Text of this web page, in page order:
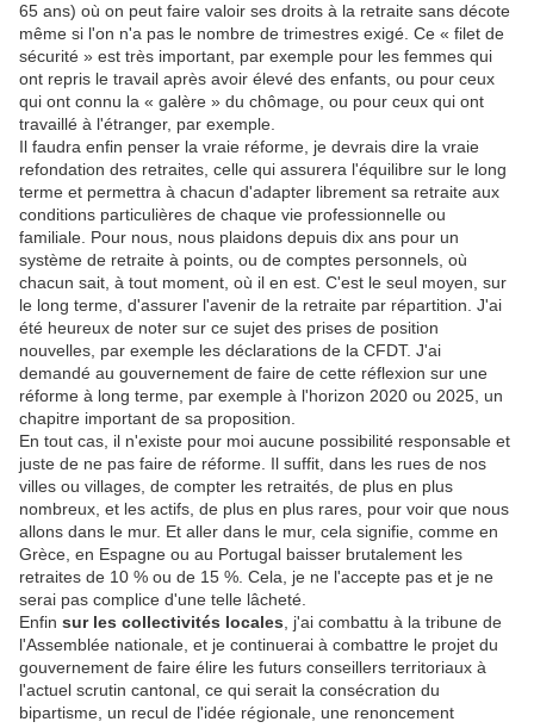
65 ans) où on peut faire valoir ses droits à la retraite sans décote
même si l'on n'a pas le nombre de trimestres exigé. Ce « filet de
sécurité » est très important, par exemple pour les femmes qui
ont repris le travail après avoir élevé des enfants, ou pour ceux
qui ont connu la « galère » du chômage, ou pour ceux qui ont
travaillé à l'étranger, par exemple.
Il faudra enfin penser la vraie réforme, je devrais dire la vraie
refondation des retraites, celle qui assurera l'équilibre sur le long
terme et permettra à chacun d'adapter librement sa retraite aux
conditions particulières de chaque vie professionnelle ou
familiale. Pour nous, nous plaidons depuis dix ans pour un
système de retraite à points, ou de comptes personnels, où
chacun sait, à tout moment, où il en est. C'est le seul moyen, sur
le long terme, d'assurer l'avenir de la retraite par répartition. J'ai
été heureux de noter sur ce sujet des prises de position
nouvelles, par exemple les déclarations de la CFDT. J'ai
demandé au gouvernement de faire de cette réflexion sur une
réforme à long terme, par exemple à l'horizon 2020 ou 2025, un
chapitre important de sa proposition.
En tout cas, il n'existe pour moi aucune possibilité responsable et
juste de ne pas faire de réforme. Il suffit, dans les rues de nos
villes ou villages, de compter les retraités, de plus en plus
nombreux, et les actifs, de plus en plus rares, pour voir que nous
allons dans le mur. Et aller dans le mur, cela signifie, comme en
Grèce, en Espagne ou au Portugal baisser brutalement les
retraites de 10 % ou de 15 %. Cela, je ne l'accepte pas et je ne
serai pas complice d'une telle lâcheté.
Enfin sur les collectivités locales , j'ai combattu à la tribune de
l'Assemblée nationale, et je continuerai à combattre le projet du
gouvernement de faire élire les futurs conseillers territoriaux à
l'actuel scrutin cantonal, ce qui serait la consécration du
bipartisme, un recul de l'idée régionale, une renoncement